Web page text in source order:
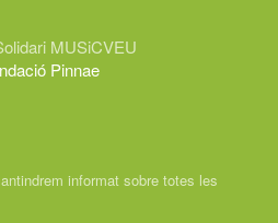
MUSiCVEU
Pinnae
informat sobre totes les